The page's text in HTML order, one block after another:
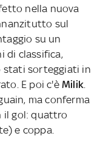
nella nuova
sul
su un
di classifica,
stati sorteggiati in
E poi c'è Milik.
ma conferma
il gol: quattro
e coppa.